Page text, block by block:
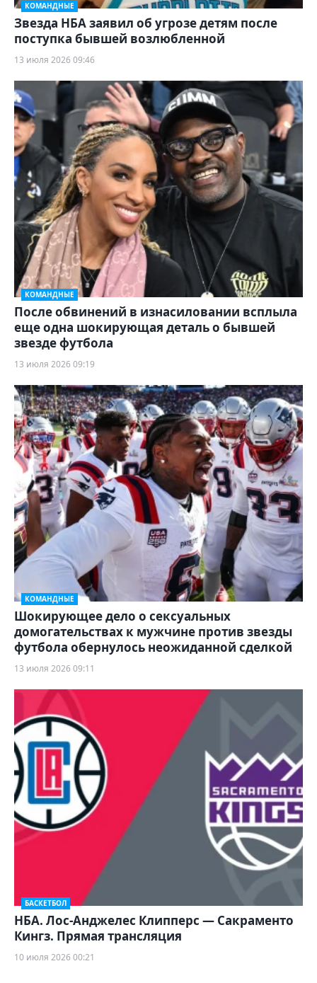
КОМАНДНЫЕ
Звезда НБА заявил об угрозе детям после
поступка бывшей возлюбленной
13 июля 2026 09:46
КОМАНДНЫЕ
После обвинений в изнасиловании всплыла
еще одна шокирующая деталь о бывшей
звезде футбола
13 июля 2026 09:19
КОМАНДНЫЕ
Шокирующее дело о сексуальных
домогательствах к мужчине против звезды
футбола обернулось неожиданной сделкой
13 июля 2026 09:11
БАСКЕТБОЛ
НБА. Лос-Анджелес Клипперс — Сакраменто
Кингз. Прямая трансляция
10 июля 2026 00:21